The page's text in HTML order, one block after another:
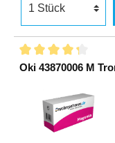
Oki 43870006 M